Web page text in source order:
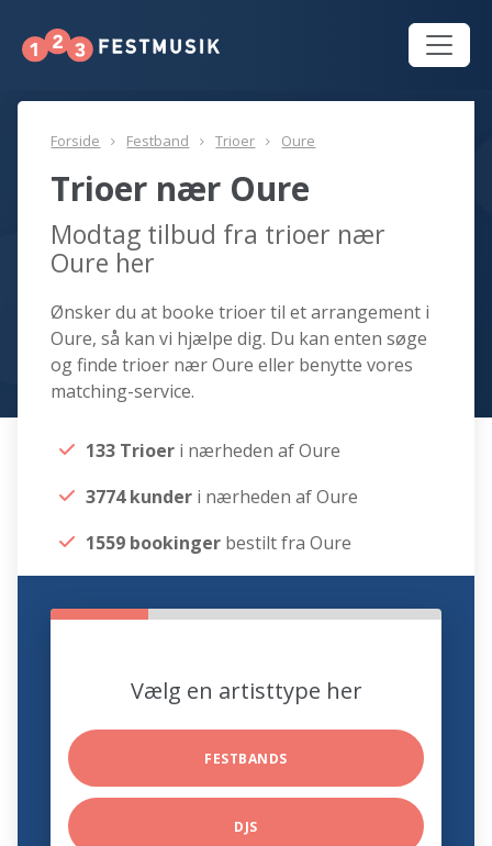
Forside Festband Trioer Oure
Trioer nær Oure
Modtag tilbud fra trioer nær
Oure her
Ønsker du at booke trioer til et arrangement i
Oure, så kan vi hjælpe dig. Du kan enten søge
og finde trioer nær Oure eller benytte vores
matching-service.
133 Trioer i nærheden af Oure
3774 kunder i nærheden af Oure
1559 bookinger bestilt fra Oure
Vælg en artisttype her
FESTBANDS
DJS